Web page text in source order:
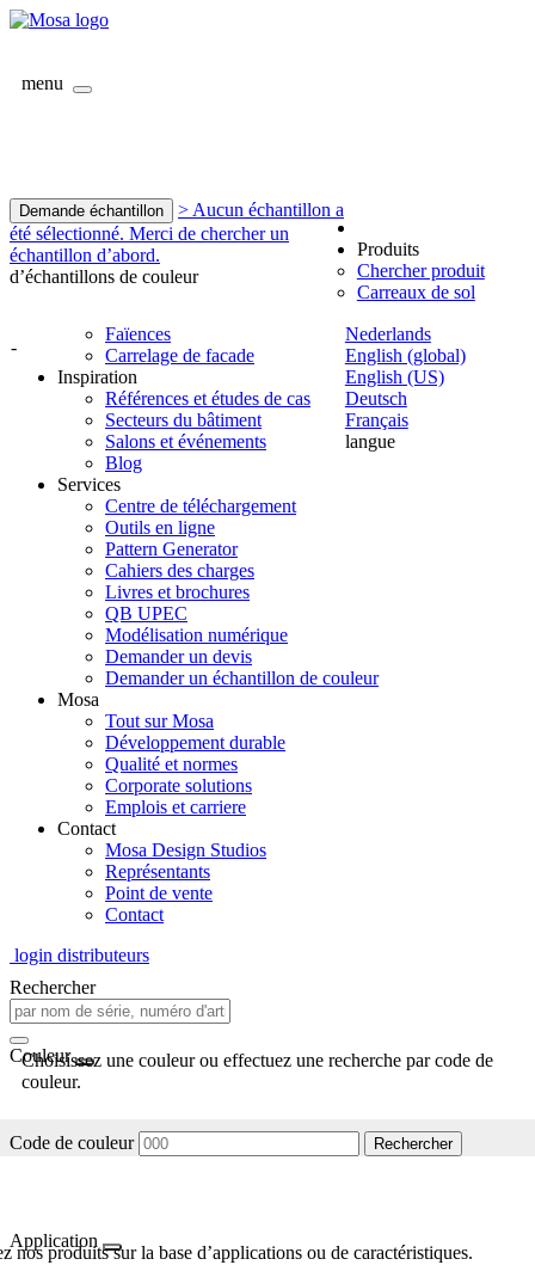
menu
Demande échantillon
> Aucun échantillon a
été sélectionné. Merci de chercher un
échantillon d’abord.
d’échantillons de couleur
-
Nederlands
English (global)
English (US)
Deutsch
Français
langue
Produits
Chercher produit
Carreaux de sol
Faïences
Carrelage de facade
Inspiration
Références et études de cas
Secteurs du bâtiment
Salons et événements
Blog
Services
Centre de téléchargement
Outils en ligne
Pattern Generator
Cahiers des charges
Livres et brochures
QB UPEC
Modélisation numérique
Demander un devis
Demander un échantillon de couleur
Mosa
Tout sur Mosa
Développement durable
Qualité et normes
Corporate solutions
Emplois et carriere
Contact
Mosa Design Studios
Représentants
Point de vente
Contact
login distributeurs
Rechercher
Couleur
Choisissez une couleur ou effectuez une recherche par code de
couleur.
Code de couleur Rechercher
Application
nos produits sur la base d’applications ou de caractéristiques.